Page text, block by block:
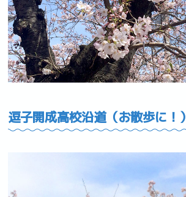
逗子開成高校沿道（お散歩に！）